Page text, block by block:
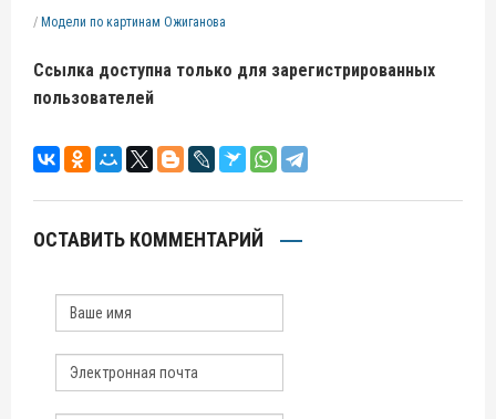
/ Модели по картинам Ожиганова
Ссылка доступна только для зарегистрированных
пользователей
ОСТАВИТЬ КОММЕНТАРИЙ